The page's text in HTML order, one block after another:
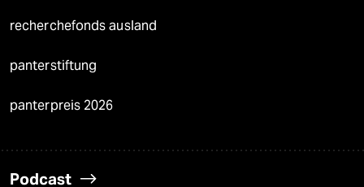
recherchefonds ausland
panterstiftung
panterpreis 2026
Podcast